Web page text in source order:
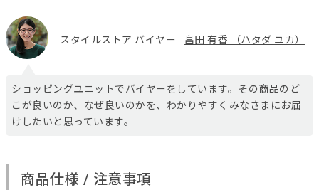
スタイルストア バイヤー 畠田 有香 （ハタダ ユカ）
ショッピングユニットでバイヤーをしています。その商品のど
こが良いのか、なぜ良いのかを、わかりやすくみなさまにお届
けしたいと思っています。
商品仕様 / 注意事項